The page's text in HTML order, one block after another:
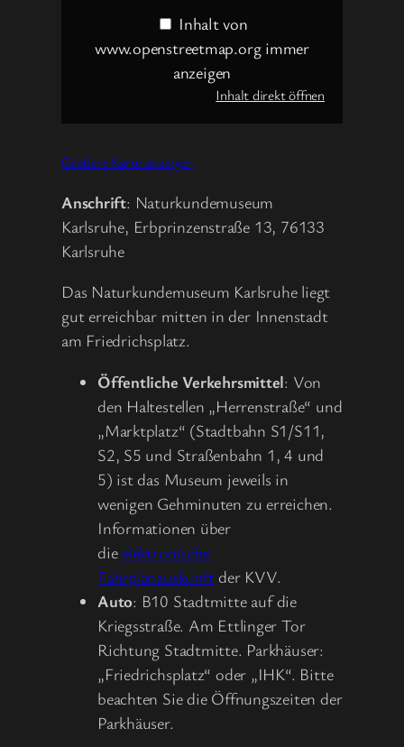
Inhalt von
www.openstreetmap.org immer
anzeigen
Inhalt direkt öffnen
Größere Karte anzeigen
Anschrift: Naturkundemuseum
Karlsruhe, Erbprinzenstraße 13, 76133
Karlsruhe
Das Naturkundemuseum Karlsruhe liegt
gut erreichbar mitten in der Innenstadt
am Friedrichsplatz.
Öffentliche Verkehrsmittel: Von
den Haltestellen „Herrenstraße“ und
„Marktplatz“ (Stadtbahn S1/S11,
S2, S5 und Straßenbahn 1, 4 und
5) ist das Museum jeweils in
wenigen Gehminuten zu erreichen.
Informationen über
die elektronische
Fahrplanauskunftder KVV.
Auto: B10 Stadtmitte auf die
Kriegsstraße. Am Ettlinger Tor
Richtung Stadtmitte. Parkhäuser:
„Friedrichsplatz“ oder „IHK“. Bitte
beachten Sie die Öffnungszeiten der
Parkhäuser.